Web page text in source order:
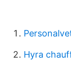
Hyra